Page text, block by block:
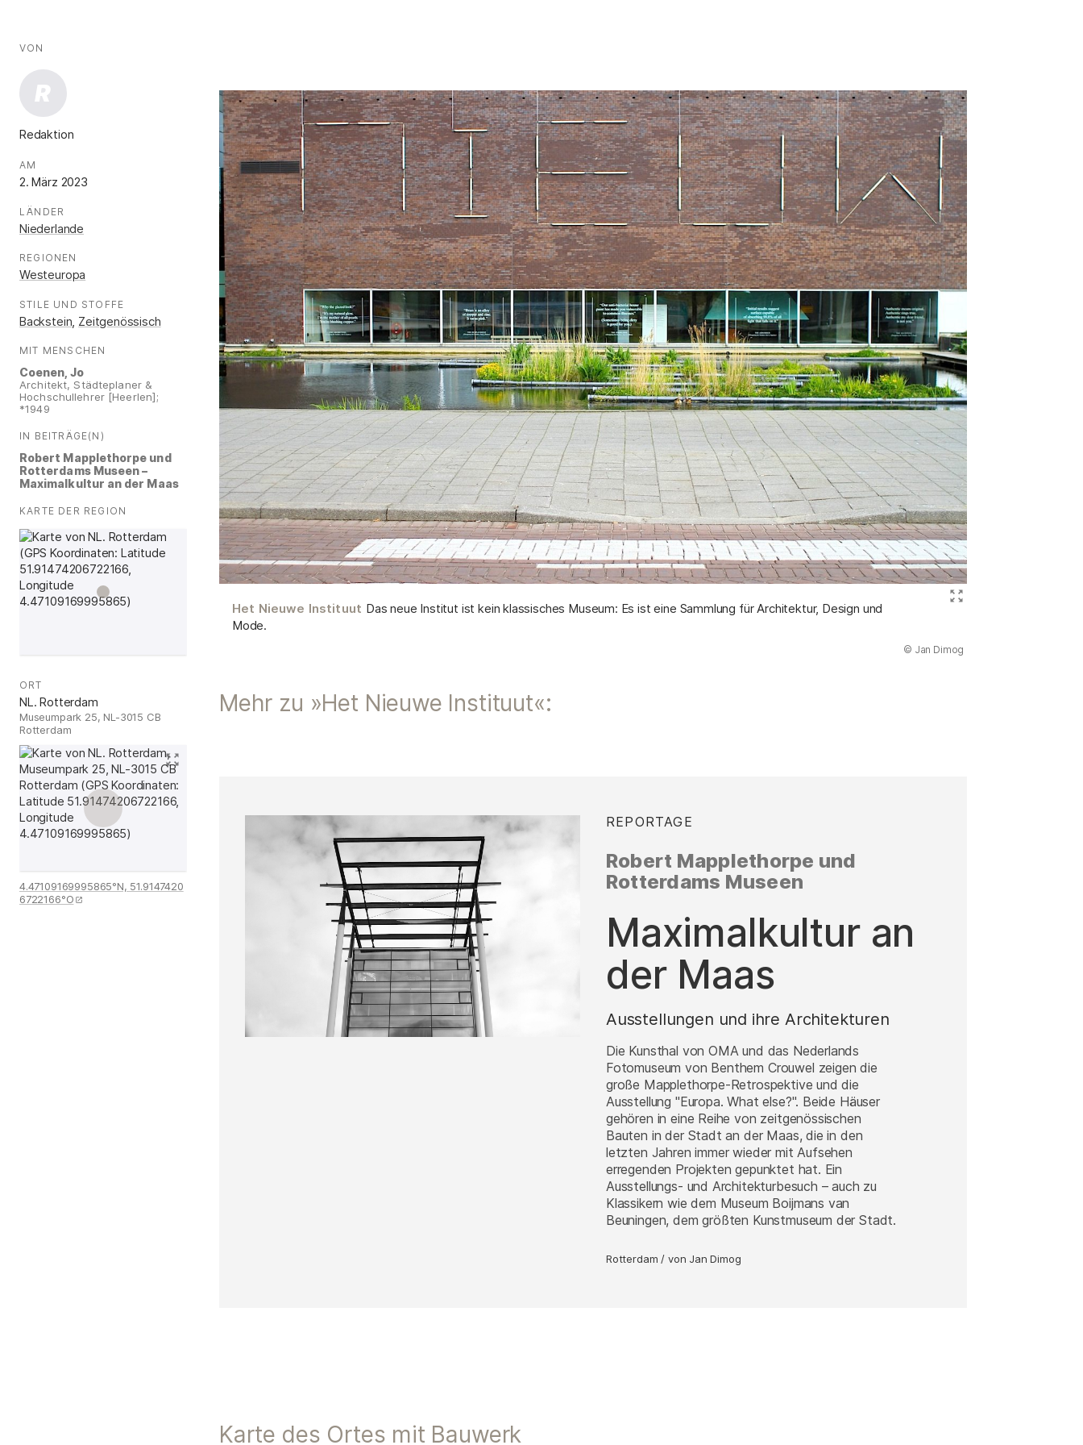
Fakten
VON
R
Redaktion
AM
2. März 2023
LÄNDER
Niederlande
REGIONEN
Westeuropa
STILE UND STOFFE
Backstein, Zeitgenössisch
MIT MENSCHEN
Coenen, Jo
Architekt, Städteplaner &
Hochschullehrer [Heerlen];
*1949
IN BEITRÄGE(N)
Robert Mapplethorpe und
Rotterdams Museen –
Maximalkultur an der Maas
KARTE DER REGION
ORT
NL. Rotterdam
Museumpark 25, NL-3015 CB
Rotterdam
4.47109169995865°N, 51.9147420
6722166°O
Het Nieuwe Instituut Das neue Institut ist kein klassisches Museum: Es ist eine Sammlung für Architektur, Design und
Mode.
© Jan Dimog
Mehr zu »Het Nieuwe Instituut«:
REPORTAGE
Robert Mapplethorpe und
Rotterdams Museen
Maximalkultur an
der Maas
Ausstellungen und ihre Architekturen
Die Kunsthal von OMA und das Nederlands
Fotomuseum von Benthem Crouwel zeigen die
große Mapplethorpe-Retrospektive und die
Ausstellung "Europa. What else?". Beide Häuser
gehören in eine Reihe von zeitgenössischen
Bauten in der Stadt an der Maas, die in den
letzten Jahren immer wieder mit Aufsehen
erregenden Projekten gepunktet hat. Ein
Ausstellungs- und Architekturbesuch – auch zu
Klassikern wie dem Museum Boijmans van
Beuningen, dem größten Kunstmuseum der Stadt.
Rotterdam / von Jan Dimog
Karte des Ortes mit Bauwerk